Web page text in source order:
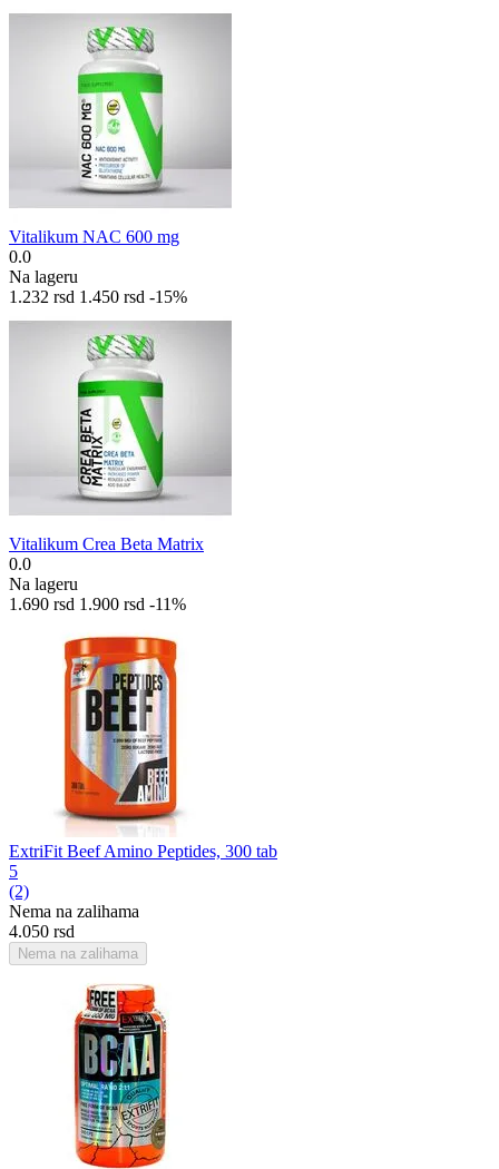
Vitalikum NAC 600 mg
0.0
Na lageru
1.232 rsd 1.450 rsd -15%
Vitalikum Crea Beta Matrix
0.0
Na lageru
1.690 rsd 1.900 rsd -11%
ExtriFit Beef Amino Peptides, 300 tab
5
(2)
Nema na zalihama
4.050 rsd
Nema na zalihama